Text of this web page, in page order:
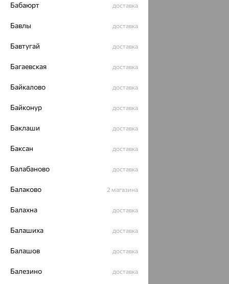
Бабаюрт доставка
Бавлы доставка
Бавтугай доставка
Багаевская доставка
Байкалово доставка
Байконур доставка
Баклаши доставка
Баксан доставка
Балабаново доставка
Балаково 2 магазина
Балахна доставка
Балашиха доставка
Балашов доставка
Балезино доставка